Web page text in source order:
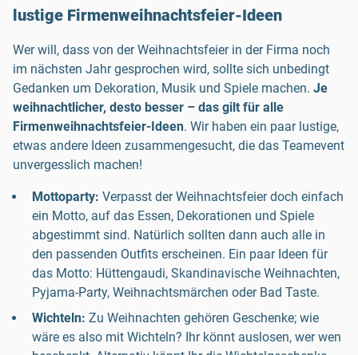
lustige Firmenweihnachtsfeier-Ideen
Wer will, dass von der Weihnachtsfeier in der Firma noch
im nächsten Jahr gesprochen wird, sollte sich unbedingt
Gedanken um Dekoration, Musik und Spiele machen. Je
weihnachtlicher, desto besser – das gilt für alle
Firmenweihnachtsfeier-Ideen. Wir haben ein paar lustige,
etwas andere Ideen zusammengesucht, die das Teamevent
unvergesslich machen!
Mottoparty: Verpasst der Weihnachtsfeier doch einfach
ein Motto, auf das Essen, Dekorationen und Spiele
abgestimmt sind. Natürlich sollten dann auch alle in
den passenden Outfits erscheinen. Ein paar Ideen für
das Motto: Hüttengaudi, Skandinavische Weihnachten,
Pyjama-Party, Weihnachtsmärchen oder Bad Taste.
Wichteln: Zu Weihnachten gehören Geschenke; wie
wäre es also mit Wichteln? Ihr könnt auslosen, wer wen